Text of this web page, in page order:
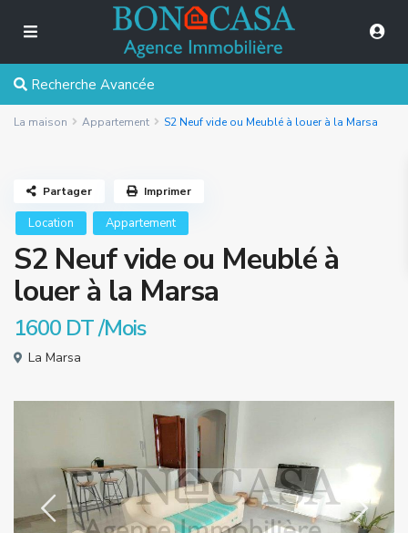
Recherche Avancée
La maison Appartement S2 Neuf vide ou Meublé à louer à la Marsa
Location Appartement
S2 Neuf vide ou Meublé à
louer à la Marsa
1600 DT/Mois
La Marsa
Partager Imprimer